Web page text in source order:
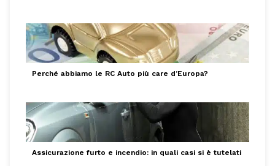
Perché abbiamo le RC Auto più care d’Europa?
Assicurazione furto e incendio: in quali casi si è tutelati